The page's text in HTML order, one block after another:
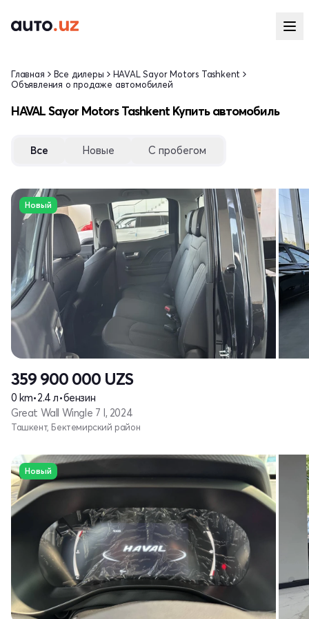
Главная Все дилеры
HAVAL Sayor Motors Tashkent
Объявления о продаже автомобилей
HAVAL Sayor Motors Tashkent Купить автомобиль
Все Новые С пробегом
Новый
359 900 000 UZS
0 km•2.4 л•бензин
Great Wall Wingle 7 I, 2024
Ташкент, Бектемирский район
Новый